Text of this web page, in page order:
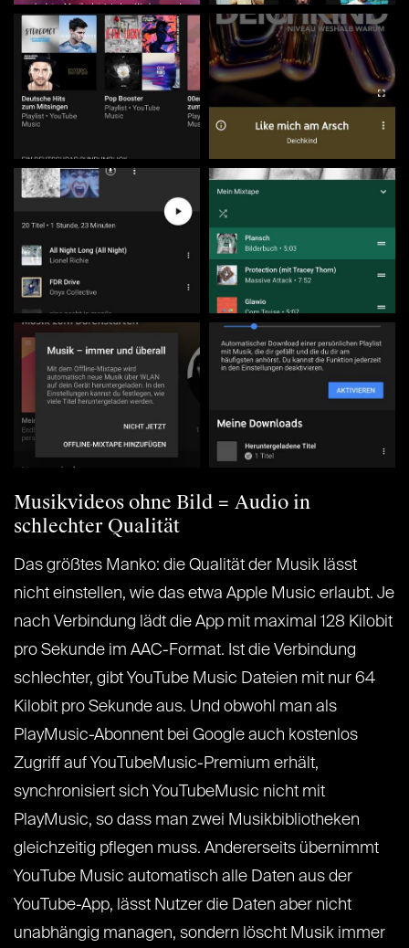
Musikvideos ohne Bild = Audio in
schlechter Qualität
Das größtes Manko: die Qualität der Musik lässt
nicht einstellen, wie das etwa Apple Music erlaubt. Je
nach Verbindung lädt die App mit maximal 128 Kilobit
pro Sekunde im AAC-Format. Ist die Verbindung
schlechter, gibt YouTube Music Dateien mit nur 64
Kilobit pro Sekunde aus. Und obwohl man als
PlayMusic-Abonnent bei Google auch kostenlos
Zugriff auf YouTubeMusic-Premium erhält,
synchronisiert sich YouTubeMusic nicht mit
PlayMusic, so dass man zwei Musikbibliotheken
gleichzeitig pflegen muss. Andererseits übernimmt
YouTube Music automatisch alle Daten aus der
YouTube-App, lässt Nutzer die Daten aber nicht
unabhängig managen, sondern löscht Musik immer